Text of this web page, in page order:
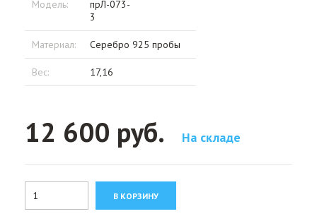
Модель:
прЛ-073-
3
Материал: Серебро 925 пробы
Вес: 17,16
12 600 руб. На складе